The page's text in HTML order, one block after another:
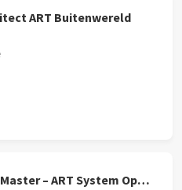
ART Buitenwereld
Senior Scrum Master – ART System Operations